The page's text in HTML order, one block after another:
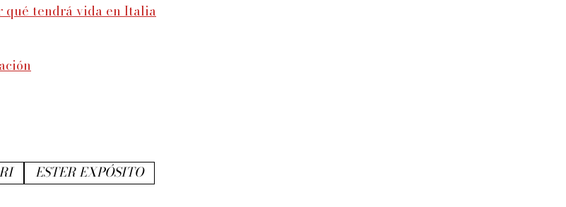
qué tendrá vida en Italia
ESTER EXPÓSITO